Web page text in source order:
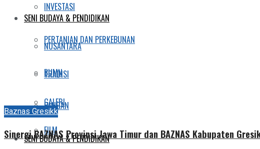
SENI BUDAYA & PENDIDIKAN
NUSANTARA
TRADISI
GALERI
FILM
INVESTASI
PERTANIAN DAN PERKEBUNAN
BUMN
PANGAN
SENI BUDAYA & PENDIDIKAN
Baznas Gresikk
Sinergi BAZNAS Provinsi Jawa Timur dan BAZNAS Kabupaten